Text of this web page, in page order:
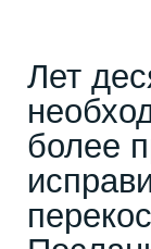
Лет
более